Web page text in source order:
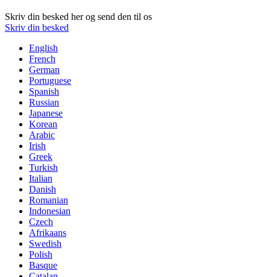
Skriv din besked her og send den til os
Skriv din besked
English
French
German
Portuguese
Spanish
Russian
Japanese
Korean
Arabic
Irish
Greek
Turkish
Italian
Danish
Romanian
Indonesian
Czech
Afrikaans
Swedish
Polish
Basque